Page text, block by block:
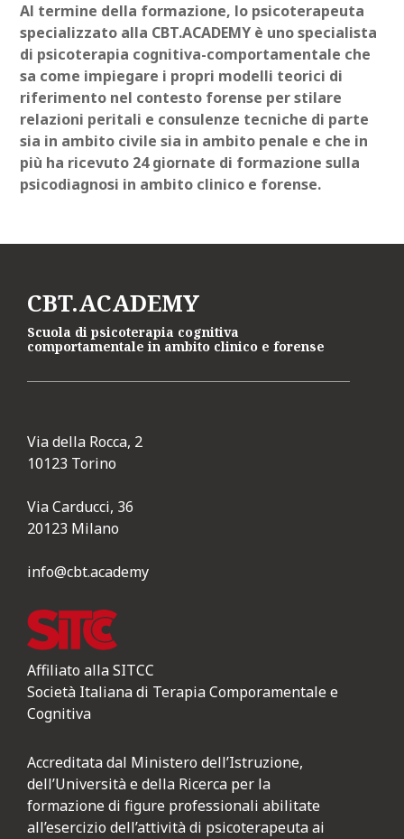
Al termine della formazione, lo psicoterapeuta
specializzato alla CBT.ACADEMY è uno specialista
di psicoterapia cognitiva-comportamentale che
sa come impiegare i propri modelli teorici di
riferimento nel contesto forense per stilare
relazioni peritali e consulenze tecniche di parte
sia in ambito civile sia in ambito penale e che in
più ha ricevuto 24 giornate di formazione sulla
psicodiagnosi in ambito clinico e forense.
CBT.ACADEMY
Scuola di psicoterapia cognitiva
comportamentale in ambito clinico e forense
Via della Rocca, 2
10123 Torino
Via Carducci, 36
20123 Milano
info@cbt.academy
Affiliato alla SITCC
Società Italiana di Terapia Comporamentale e
Cognitiva
Accreditata dal Ministero dell’Istruzione,
dell’Università e della Ricerca per la
formazione di figure professionali abilitate
all’esercizio dell’attività di psicoterapeuta ai